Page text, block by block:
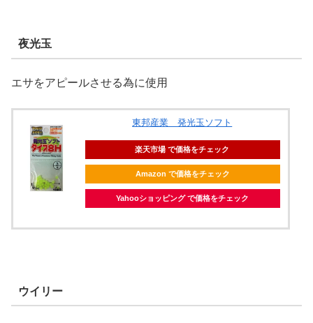
夜光玉
エサをアピールさせる為に使用
東邦産業 発光玉ソフト
楽天市場 で価格をチェック
Amazon で価格をチェック
Yahooショッピング で価格をチェック
ウイリー